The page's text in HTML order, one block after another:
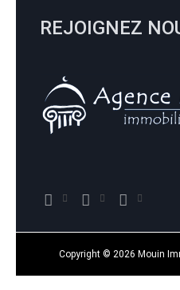
REJOIGNEZ
Copyright © 2026 Mouin